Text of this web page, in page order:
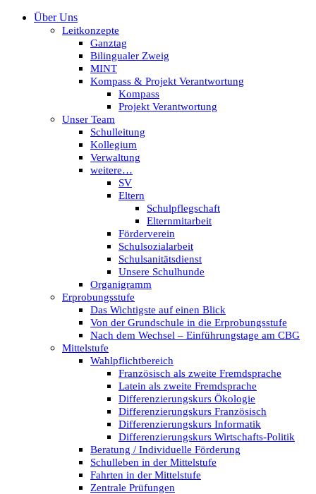
Über Uns
Leitkonzepte
Ganztag
Bilingualer Zweig
MINT
Kompass & Projekt Verantwortung
Kompass
Projekt Verantwortung
Unser Team
Schulleitung
Kollegium
Verwaltung
weitere…
SV
Eltern
Schulpflegschaft
Elternmitarbeit
Förderverein
Schulsozialarbeit
Schulsanitätsdienst
Unsere Schulhunde
Organigramm
Erprobungsstufe
Das Wichtigste auf einen Blick
Von der Grundschule in die Erprobungsstufe
Nach dem Wechsel – Einführungstage am CBG
Mittelstufe
Wahlpflichtbereich
Französisch als zweite Fremdsprache
Latein als zweite Fremdsprache
Differenzierungskurs Ökologie
Differenzierungskurs Französisch
Differenzierungskurs Informatik
Differenzierungskurs Wirtschafts-Politik
Beratung / Individuelle Förderung
Schulleben in der Mittelstufe
Fahrten in der Mittelstufe
Zentrale Prüfungen